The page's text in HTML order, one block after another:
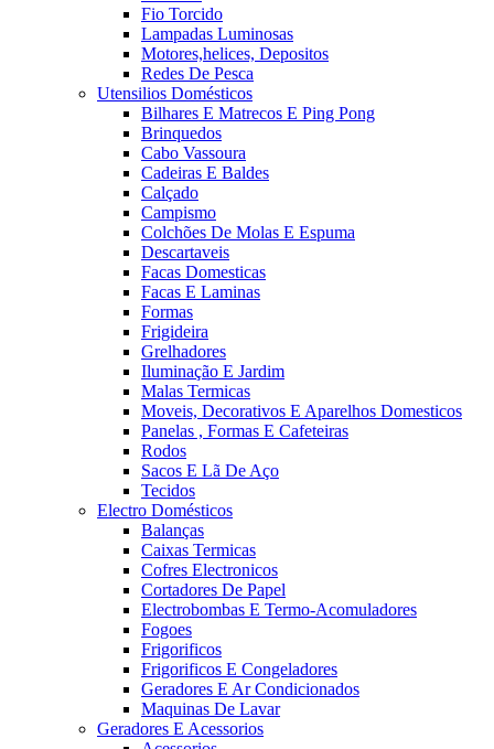
Fio Torcido
Lampadas Luminosas
Motores,helices, Depositos
Redes De Pesca
Utensilios Domésticos
Bilhares E Matrecos E Ping Pong
Brinquedos
Cabo Vassoura
Cadeiras E Baldes
Calçado
Campismo
Colchões De Molas E Espuma
Descartaveis
Facas Domesticas
Facas E Laminas
Formas
Frigideira
Grelhadores
Iluminação E Jardim
Malas Termicas
Moveis, Decorativos E Aparelhos Domesticos
Panelas , Formas E Cafeteiras
Rodos
Sacos E Lã De Aço
Tecidos
Electro Domésticos
Balanças
Caixas Termicas
Cofres Electronicos
Cortadores De Papel
Electrobombas E Termo-Acomuladores
Fogoes
Frigorificos
Frigorificos E Congeladores
Geradores E Ar Condicionados
Maquinas De Lavar
Geradores E Acessorios